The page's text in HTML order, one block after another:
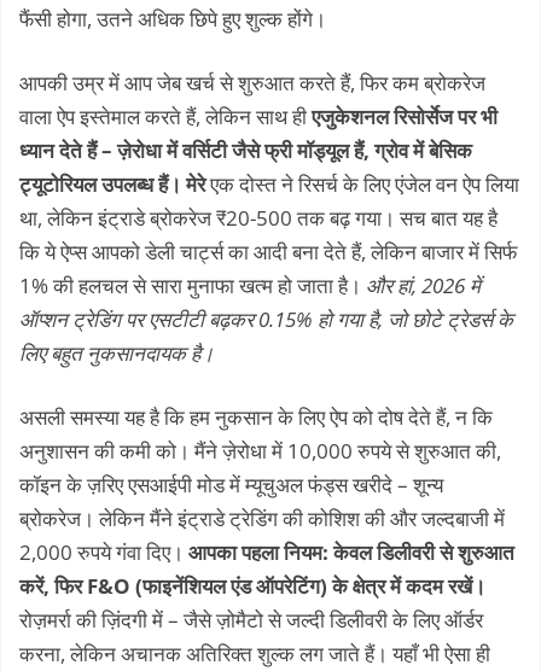
फैंसी होगा, उतने अधिक छिपे हुए शुल्क होंगे।
आपकी उम्र में आप जेब खर्च से शुरुआत करते हैं, फिर कम ब्रोकरेज
वाला ऐप इस्तेमाल करते हैं, लेकिन साथ हीएजुकेशनल रिसोर्सेज पर भी
ध्यान देते हैं – ज़ेरोधा में वर्सिटी जैसे फ्री मॉड्यूल हैं, ग्रोव में बेसिक
ट्यूटोरियल उपलब्ध हैं। मेरेएक दोस्त ने रिसर्च के लिए एंजेल वन ऐप लिया
था, लेकिन इंट्राडे ब्रोकरेज ₹20-500 तक बढ़ गया। सच बात यह है
कि ये ऐप्स आपको डेली चार्ट्स का आदी बना देते हैं, लेकिन बाजार में सिर्फ
1% की हलचल से सारा मुनाफा खत्म हो जाता है। और हां, 2026 में
ऑप्शन ट्रेडिंग पर एसटीटी बढ़कर 0.15% हो गया है, जो छोटे ट्रेडर्स के
लिए बहुत नुकसानदायक है।
असली समस्या यह है कि हम नुकसान के लिए ऐप को दोष देते हैं, न कि
अनुशासन की कमी को। मैंने ज़ेरोधा में 10,000 रुपये से शुरुआत की,
कॉइन के ज़रिए एसआईपी मोड में म्यूचुअल फंड्स खरीदे – शून्य
ब्रोकरेज। लेकिन मैंने इंट्राडे ट्रेडिंग की कोशिश की और जल्दबाजी में
2,000 रुपये गंवा दिए। आपका पहला नियम: केवल डिलीवरी से शुरुआत
करें, फिर F&O (फाइनेंशियल एंड ऑपरेटिंग) के क्षेत्र में कदम रखें।
रोज़मर्रा की ज़िंदगी में – जैसे ज़ोमैटो से जल्दी डिलीवरी के लिए ऑर्डर
करना, लेकिन अचानक अतिरिक्त शुल्क लग जाते हैं। यहाँ भी ऐसा ही